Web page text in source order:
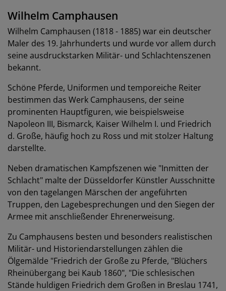
Wilhelm Camphausen
Wilhelm Camphausen (1818 - 1885) war ein deutscher
Maler des 19. Jahrhunderts und wurde vor allem durch
seine ausdruckstarken Militär- und Schlachtenszenen
bekannt.
Schöne Pferde, Uniformen und temporeiche Reiter
bestimmen das Werk Camphausens, der seine
prominenten Hauptfiguren, wie beispielsweise
Napoleon III, Bismarck, Kaiser Wilhelm I. und Friedrich
d. Große, häufig hoch zu Ross und mit stolzer Haltung
darstellte.
Neben dramatischen Kampfszenen wie "Inmitten der
Schlacht" malte der Düsseldorfer Künstler Ausschnitte
von den tagelangen Märschen der angeführten
Truppen, den Lagebesprechungen und den Siegen der
Armee mit anschließender Ehrenerweisung.
Zu Camphausens besten und besonders realistischen
Militär- und Historiendarstellungen zählen die
Ölgemälde "Friedrich der Große zu Pferde, "Blüchers
Rheinübergang bei Kaub 1860", "Die schlesischen
Stände huldigen Friedrich dem Großen in Breslau 1741,